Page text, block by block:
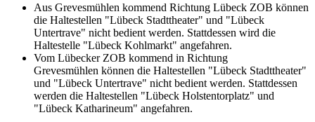
Aus Grevesmühlen kommend Richtung Lübeck ZOB können
die Haltestellen "Lübeck Stadttheater" und "Lübeck
Untertrave" nicht bedient werden. Stattdessen wird die
Haltestelle "Lübeck Kohlmarkt" angefahren.
Vom Lübecker ZOB kommend in Richtung
Grevesmühlen können die Haltestellen "Lübeck Stadttheater"
und "Lübeck Untertrave" nicht bedient werden. Stattdessen
werden die Haltestellen "Lübeck Holstentorplatz" und
"Lübeck Katharineum" angefahren.